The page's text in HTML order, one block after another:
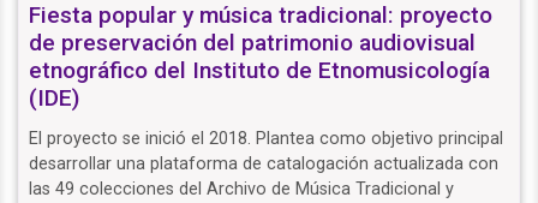
Fiesta popular y música tradicional: proyecto
de preservación del patrimonio audiovisual
etnográfico del Instituto de Etnomusicología
(IDE)
El proyecto se inició el 2018. Plantea como objetivo principal
desarrollar una plataforma de catalogación actualizada con
las 49 colecciones del Archivo de Música Tradicional y